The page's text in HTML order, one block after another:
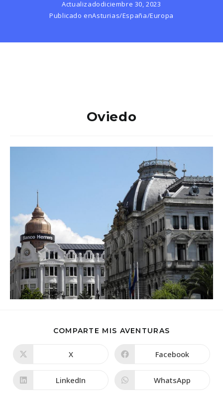
Actualizadodiciembre 30, 2023
Publicado enAsturias/España/Europa
Oviedo
COMPARTE MIS AVENTURAS
CONTENIDO
una
nueva
X Se
una
nueva
Facebook
Se
LinkedIn Se
WhatsApp